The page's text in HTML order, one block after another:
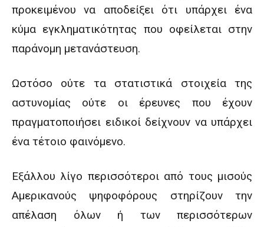
προκειμένου να αποδείξει ότι υπάρχει ένα
κύμα εγκληματικότητας που οφείλεται στην
παράνομη μετανάστευση.
Ωστόσο ούτε τα στατιστικά στοιχεία της
αστυνομίας ούτε οι έρευνες που έχουν
πραγματοποιήσει ειδικοί δείχνουν να υπάρχει
ένα τέτοιο φαινόμενο.
Εξάλλου λίγο περισσότεροι από τους μισούς
Αμερικανούς ψηφοφόρους στηρίζουν την
απέλαση όλων ή των περισσότερων